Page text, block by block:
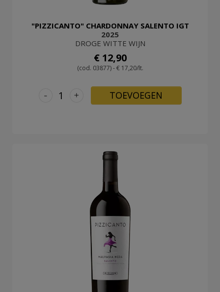
"PIZZICANTO" CHARDONNAY SALENTO IGT
2025
DROGE WITTE WIJN
€ 12,90
(cod. 03877) - € 17,20/lt.
+
- TOEVOEGEN